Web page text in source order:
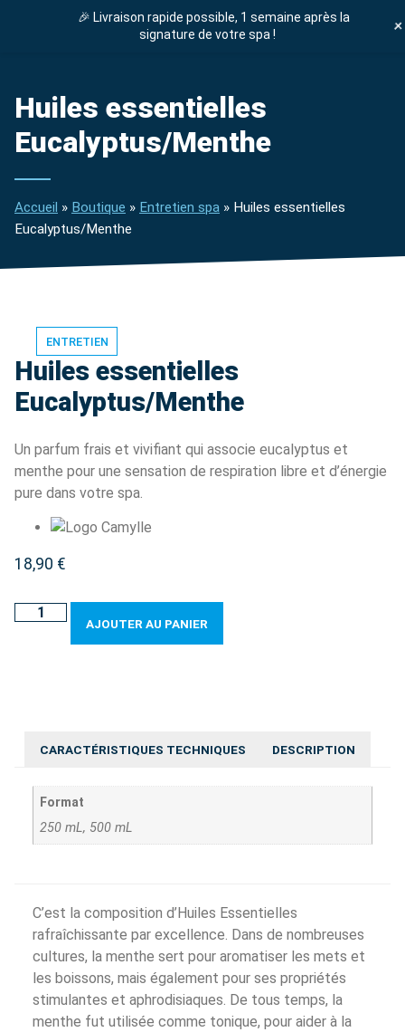
DEVIS GRATUIT
Huiles essentielles
Eucalyptus/Menthe
Accueil » Boutique » Entretien spa » Huiles essentielles
Eucalyptus/Menthe
ENTRETIEN
Huiles essentielles
Eucalyptus/Menthe
Un parfum frais et vivifiant qui associe eucalyptus et
menthe pour une sensation de respiration libre et d’énergie
pure dans votre spa.
18,90 €
AJOUTER AU PANIER
CARACTÉRISTIQUES TECHNIQUES DESCRIPTION
Format
250 mL, 500 mL
C’est la composition d’Huiles Essentielles
rafraîchissante par excellence. Dans de nombreuses
cultures, la menthe sert pour aromatiser les mets et
les boissons, mais également pour ses propriétés
stimulantes et aphrodisiaques. De tous temps, la
menthe fut utilisée comme tonique, pour aider à la
🎉 Livraison rapide possible, 1 semaine après la
signature de votre spa !